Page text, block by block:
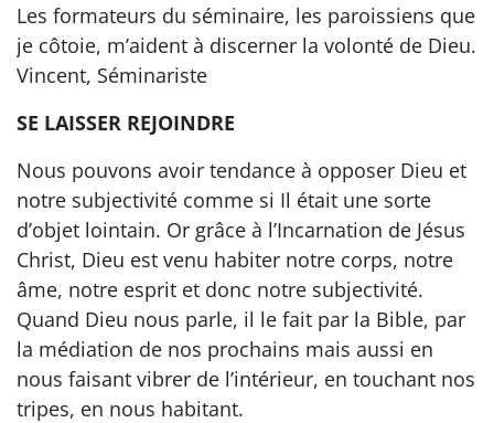
Les formateurs du séminaire, les paroissiens que
je côtoie, m’aident à discerner la volonté de Dieu.
Vincent, Séminariste
SE LAISSER REJOINDRE
Nous pouvons avoir tendance à opposer Dieu et
notre subjectivité comme si Il était une sorte
d’objet lointain. Or grâce à l’Incarnation de Jésus
Christ, Dieu est venu habiter notre corps, notre
âme, notre esprit et donc notre subjectivité.
Quand Dieu nous parle, il le fait par la Bible, par
la médiation de nos prochains mais aussi en
nous faisant vibrer de l’intérieur, en touchant nos
tripes, en nous habitant.